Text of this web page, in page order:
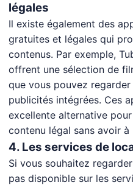
légales
Il existe également des
gratuites et légales qui
contenus. Par exemple,
offrent une sélection de
que vous pouvez
publicités intégrées. Ces
excellente alternative
contenu légal sans avoir à
4. Les services de
Si vous souhaitez
pas disponible sur les